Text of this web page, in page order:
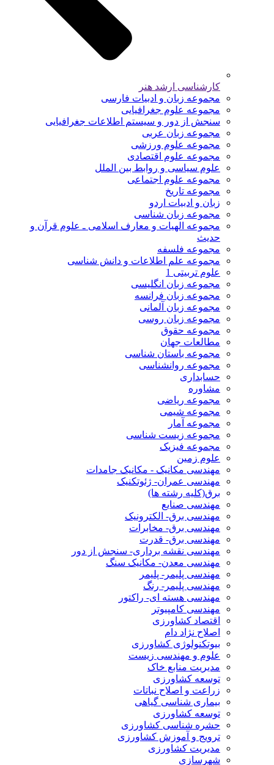
کارشناسی ارشد هنر
مجموعه زبان و ادبیات فارسی
مجموعه علوم جغرافیایی
سنجش از دور و سیستم اطلاعات جغرافیایی
مجموعه زبان عربی
مجموعه علوم ورزشی
مجموعه علوم اقتصادی
علوم سیاسی و روابط بین الملل
مجموعه علوم اجتماعی
مجموعه تاریخ
زبان و ادبیات اردو
مجموعه زبان شناسی
مجموعه الهیات و معارف اسلامی ـ علوم قرآن و
حدیث
مجموعه فلسفه
مجموعه علم اطلاعات و دانش شناسی
علوم تربیتی 1
مجموعه زبان انگلیسی
مجموعه زبان فرانسه
مجموعه زبان آلمانی
مجموعه زبان روسی
مجموعه حقوق
مطالعات جهان
مجموعه باستان شناسی
مجموعه روانشناسی
حسابداری
مشاوره
مجموعه ریاضی
مجموعه شیمی
مجموعه آمار
مجموعه زیست شناسی
مجموعه فیزیک
علوم زمین
مهندسی مکانیک - مکانیک جامدات
مهندسی عمران- ژئوتکنیک
برق(کلیه رشته ها)
مهندسی صنایع
مهندسی برق- الکترونیک
مهندسی برق- مخابرات
مهندسی برق- قدرت
مهندسی نقشه برداری- سنجش از دور
مهندسی معدن- مکانیک سنگ
مهندسی پلیمر- پلیمر
مهندسی پلیمر- رنگ
مهندسی هسته ای- راکتور
مهندسی کامپیوتر
اقتصاد کشاورزی
اصلاح نژاد دام
بیوتکنولوژی کشاورزی
علوم و مهندسی زیست
مدیریت منابع خاک
توسعه کشاورزی
زراعت و اصلاح نباتات
بیماری شناسی گیاهی
توسعه کشاورزی
حشره شناسی کشاورزی
ترویج و آموزش کشاورزی
مدیریت کشاورزی
شهرسازی